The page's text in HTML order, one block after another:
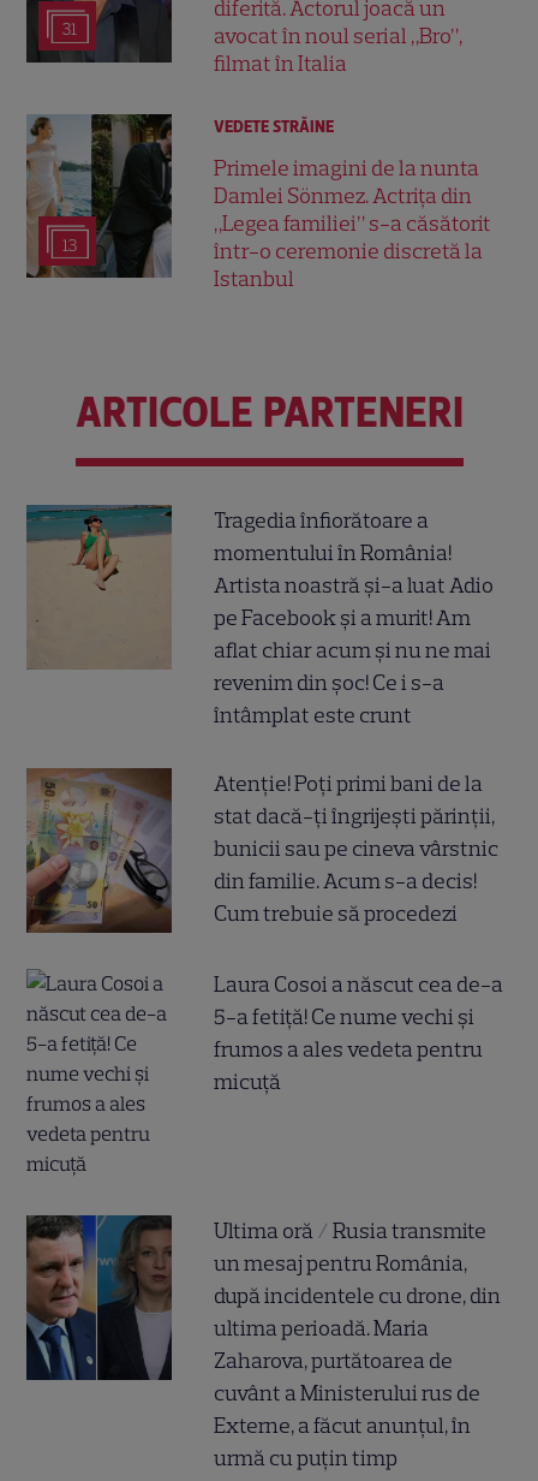
31
diferită. Actorul joacă un
avocat în noul serial „Bro”,
filmat în Italia
13
VEDETE STRĂINE
Primele imagini de la nunta
Damlei Sönmez. Actrița din
„Legea familiei” s-a căsătorit
într-o ceremonie discretă la
Istanbul
ARTICOLE PARTENERI
Tragedia înfiorătoare a
momentului în România!
Artista noastră și-a luat Adio
pe Facebook și a murit! Am
aflat chiar acum și nu ne mai
revenim din șoc! Ce i s-a
întâmplat este crunt
Atenție! Poți primi bani de la
stat dacă-ți îngrijești părinții,
bunicii sau pe cineva vârstnic
din familie. Acum s-a decis!
Cum trebuie să procedezi
Laura Cosoi a născut cea de-a
5-a fetiță! Ce nume vechi și
frumos a ales vedeta pentru
micuță
Ultima oră / Rusia transmite
un mesaj pentru România,
după incidentele cu drone, din
ultima perioadă. Maria
Zaharova, purtătoarea de
cuvânt a Ministerului rus de
Externe, a făcut anunțul, în
urmă cu puțin timp